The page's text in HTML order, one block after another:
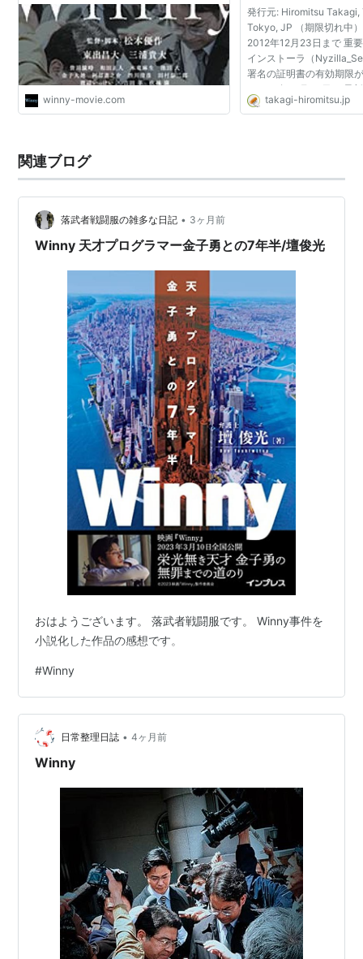
2009/1/19 控訴審第1回公判（大阪高等裁判所）で
弁護側は改めて無罪を主張。
2009/10/8 大阪高裁判決にて逆転無罪。「Winnyは
価値中立的」と小倉正三裁判長がほう助罪を否定。
2011/12/19 最高裁にて「多数の者が著作権侵害に
い」として検察側上告を棄却。ほう助罪成立を認め
ず、無罪が確定した。
http://www.courts.go.jp/hanrei/pdf/2011122110
2925.pdf
その他のトピック
「Winny」という名前は、「WinMX」の次を目指す
という意味を込めて、「MX」のアルファベットを1文
字ずつ進めた「WinNY」に由来
情報漏洩とセットで報道されることが多い。官房長
官が「最も確実な対策はパソコンでウィニーを使わ
ないこと」と発言したことでも有名
現在は他人が修正パッチを当てたバージョンである
「Winnyp」が流通している模様
Winnyの技術
作者:金子勇,アスキー書籍編集部
出版社/メーカー:アスキー
発売日:
2005/10
購入: 11人クリック: 307回
この商品を含むブログ (232件) を見る
金子勇
winny-movie.com
発行元: Hiromitsu
Tokyo, JP （期限切れ中
2012年12月23日まで 重
インストーラ（
署名の証明書の有効期限
（2011年12月30日） 最
（Nyzilla_Setup.exe）の
takagi-hiromitsu.jp
関連ブログ
落武者戦闘服の雑多な日記 • 3ヶ月前
Winny 天才プログラマー金子勇との7年半/壇俊光
おはようございます。 落武者戦闘服です。 Winny事件を
小説化した作品の感想です。
#Winny
日常整理日誌 • 4ヶ月前
Winny